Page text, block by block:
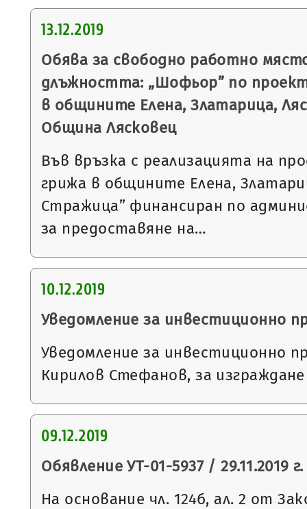
13.12.2019
Обява за свободно работно
длъжността: „Шофьор” по
в общините Елена, Златарица,
Община Лясковец
Във връзка с реализацията на
грижа в общините Елена,
Стражица” финансиран по
за предоставяне на…
10.12.2019
Уведомление за инвестиционно
Уведомление за инвестиционно
Кирилов Стефанов, за
09.12.2019
Обявление УТ-01-5937 / 29.11.2019 г.
На основание чл. 124б, ал. 2 от